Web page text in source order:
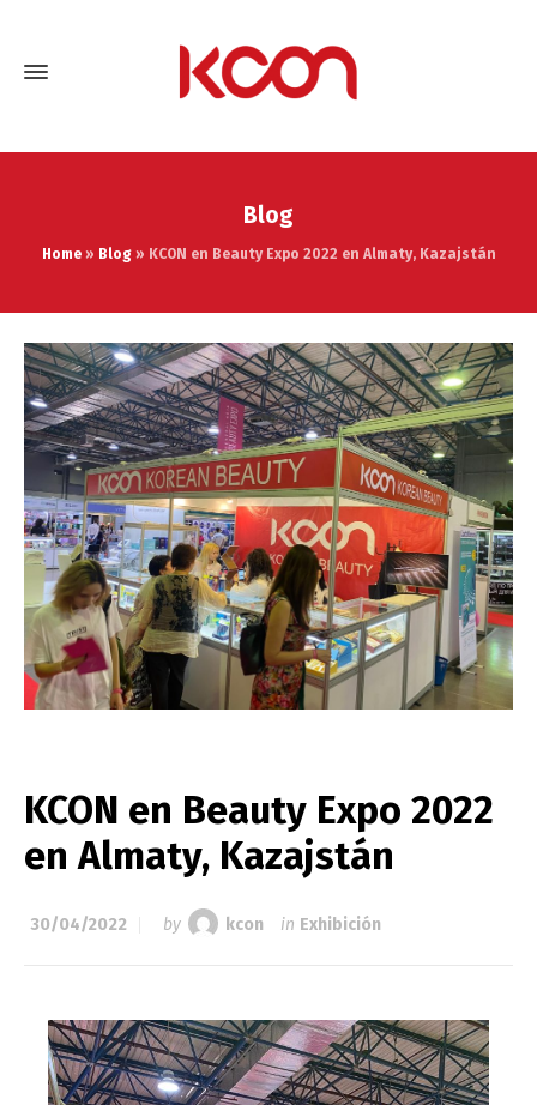
Blog
Home» Blog» KCON en Beauty Expo 2022 en Almaty, Kazajstán
KCON en Beauty Expo 2022
en Almaty, Kazajstán
30/04/2022 by kcon in Exhibición